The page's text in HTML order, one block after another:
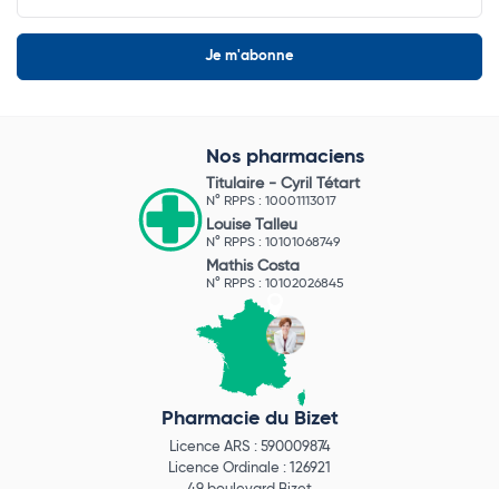
Nos pharmaciens
Titulaire - Cyril Tétart
N° RPPS : 10001113017
Louise Talleu
N° RPPS : 10101068749
Mathis Costa
N° RPPS : 10102026845
Pharmacie du Bizet
Licence ARS : 590009874
Licence Ordinale : 126921